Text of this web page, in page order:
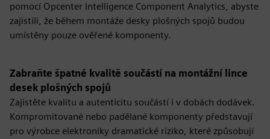
pomocí Opcenter Intelligence Component Analytics, abyste
zajistili, že během montáže desky plošných spojů budou
umístěny pouze ověřené komponenty.
Zabraňte špatné kvalitě součástí na montážní lince
desek plošných spojů
Zajistěte kvalitu a autenticitu součástí i v dobách dodávek.
Kompromitované nebo padělané komponenty představují
pro výrobce elektroniky dramatické riziko, které způsobují